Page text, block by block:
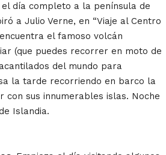
el día completo a la península de
a Julio Verne, en “Viaje al Centro
el famoso volcán
(que puedes recorrer en moto de
del mundo para
la tarde recorriendo en barco la
con sus innumerables islas. Noche
Islandia.